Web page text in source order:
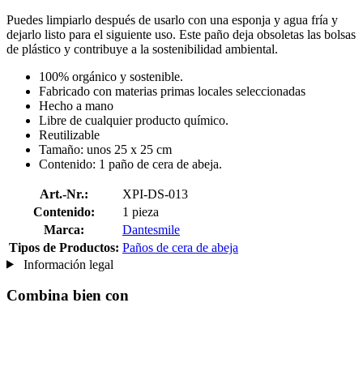
Puedes limpiarlo después de usarlo con una esponja y agua fría y
dejarlo listo para el siguiente uso. Este paño deja obsoletas las bolsas
de plástico y contribuye a la sostenibilidad ambiental.
100% orgánico y sostenible.
Fabricado con materias primas locales seleccionadas
Hecho a mano
Libre de cualquier producto químico.
Reutilizable
Tamaño: unos 25 x 25 cm
Contenido: 1 paño de cera de abeja.
Art.-Nr.:
XPI-DS-013
Contenido:
1 pieza
Marca:
Dantesmile
Tipos de Productos: Paños de cera de abeja
Información legal
Combina bien con